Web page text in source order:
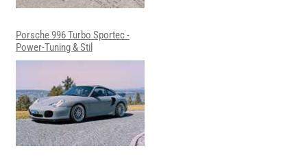
Porsche 996 Turbo Sportec -
Power-Tuning & Stil